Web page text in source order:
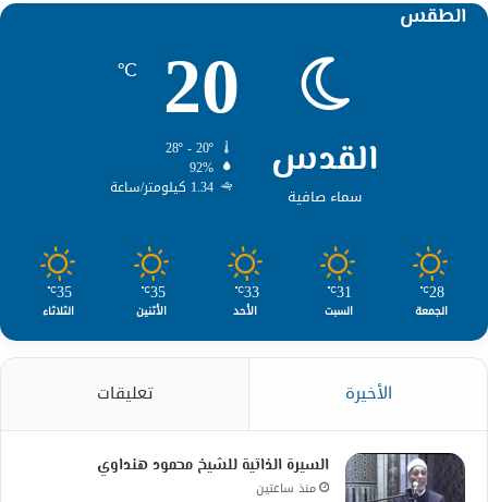
الطقس
القدس
سماء صافية
20
℃
92%
1.34 كيلومتر/ساعة
28
℃
الجمعة
31
℃
السبت
33
℃
الأحد
35
℃
الأثنين
35
℃
الثلاثاء
الأخيرة تعليقات
السيرة الذاتية للشيخ محمود هنداوي
منذ ساعتين